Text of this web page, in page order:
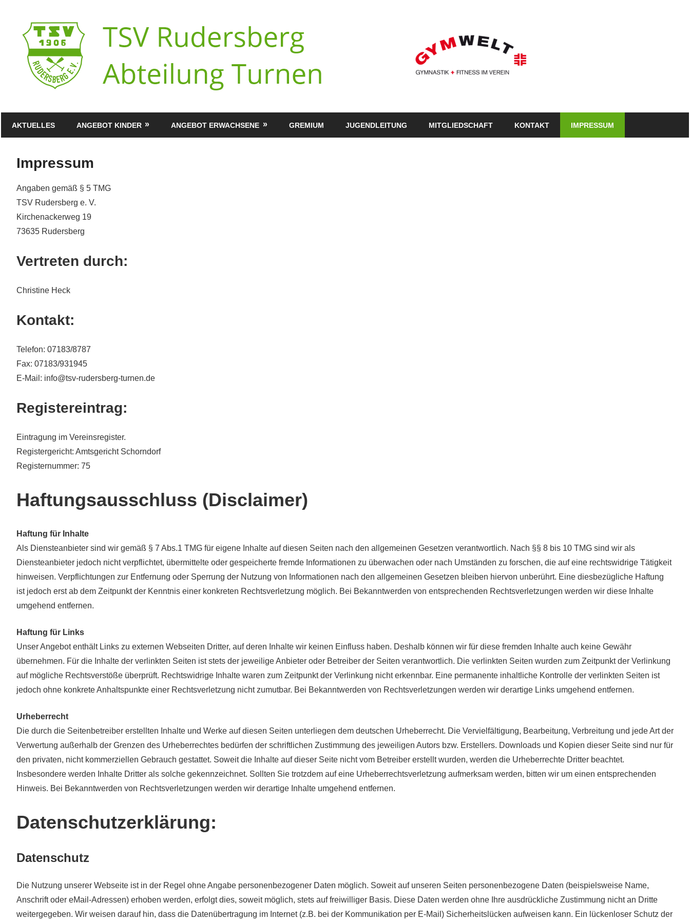
springen
AKTUELLES ANGEBOT KINDER ANGEBOT ERWACHSENE GREMIUM JUGENDLEITUNG MITGLIEDSCHAFT KONTAKT IMPRESSUM
Impressum
Angaben gemäß § 5 TMG
TSV Rudersberg e. V.
Kirchenackerweg 19
73635 Rudersberg
Vertreten durch:
Christine Heck
Kontakt:
Telefon: 07183/8787
Fax: 07183/931945
E-Mail: info@tsv-rudersberg-turnen.de
Registereintrag:
Eintragung im Vereinsregister.
Registergericht: Amtsgericht Schorndorf
Registernummer: 75
Haftungsausschluss (Disclaimer)
Haftung für Inhalte
Als Diensteanbieter sind wir gemäß § 7 Abs.1 TMG für eigene Inhalte auf diesen Seiten nach den allgemeinen Gesetzen verantwortlich. Nach §§ 8 bis 10 TMG sind wir als
Diensteanbieter jedoch nicht verpflichtet, übermittelte oder gespeicherte fremde Informationen zu überwachen oder nach Umständen zu forschen, die auf eine rechtswidrige Tätigkeit
hinweisen. Verpflichtungen zur Entfernung oder Sperrung der Nutzung von Informationen nach den allgemeinen Gesetzen bleiben hiervon unberührt. Eine diesbezügliche Haftung
ist jedoch erst ab dem Zeitpunkt der Kenntnis einer konkreten Rechtsverletzung möglich. Bei Bekanntwerden von entsprechenden Rechtsverletzungen werden wir diese Inhalte
umgehend entfernen.
Haftung für Links
Unser Angebot enthält Links zu externen Webseiten Dritter, auf deren Inhalte wir keinen Einfluss haben. Deshalb können wir für diese fremden Inhalte auch keine Gewähr
übernehmen. Für die Inhalte der verlinkten Seiten ist stets der jeweilige Anbieter oder Betreiber der Seiten verantwortlich. Die verlinkten Seiten wurden zum Zeitpunkt der Verlinkung
auf mögliche Rechtsverstöße überprüft. Rechtswidrige Inhalte waren zum Zeitpunkt der Verlinkung nicht erkennbar. Eine permanente inhaltliche Kontrolle der verlinkten Seiten ist
jedoch ohne konkrete Anhaltspunkte einer Rechtsverletzung nicht zumutbar. Bei Bekanntwerden von Rechtsverletzungen werden wir derartige Links umgehend entfernen.
Urheberrecht
Die durch die Seitenbetreiber erstellten Inhalte und Werke auf diesen Seiten unterliegen dem deutschen Urheberrecht. Die Vervielfältigung, Bearbeitung, Verbreitung und jede Art der
Verwertung außerhalb der Grenzen des Urheberrechtes bedürfen der schriftlichen Zustimmung des jeweiligen Autors bzw. Erstellers. Downloads und Kopien dieser Seite sind nur für
den privaten, nicht kommerziellen Gebrauch gestattet. Soweit die Inhalte auf dieser Seite nicht vom Betreiber erstellt wurden, werden die Urheberrechte Dritter beachtet.
Insbesondere werden Inhalte Dritter als solche gekennzeichnet. Sollten Sie trotzdem auf eine Urheberrechtsverletzung aufmerksam werden, bitten wir um einen entsprechenden
Hinweis. Bei Bekanntwerden von Rechtsverletzungen werden wir derartige Inhalte umgehend entfernen.
Datenschutzerklärung:
Datenschutz
Die Nutzung unserer Webseite ist in der Regel ohne Angabe personenbezogener Daten möglich. Soweit auf unseren Seiten personenbezogene Daten (beispielsweise Name,
Anschrift oder eMail-Adressen) erhoben werden, erfolgt dies, soweit möglich, stets auf freiwilliger Basis. Diese Daten werden ohne Ihre ausdrückliche Zustimmung nicht an Dritte
weitergegeben. Wir weisen darauf hin, dass die Datenübertragung im Internet (z.B. bei der Kommunikation per E-Mail) Sicherheitslücken aufweisen kann. Ein lückenloser Schutz der